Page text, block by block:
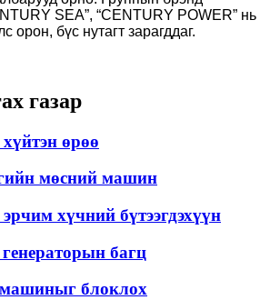
SEA”, “CENTURY POWER” нь
орон, бүс нутагт зарагддаг.
газар
өрөө
мөсний машин
хүчний бүтээгдэхүүн
багц
блоклох